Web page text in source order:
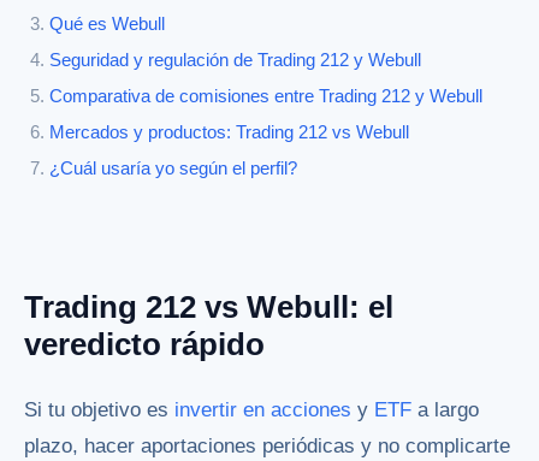
Qué es Webull
Seguridad y regulación de Trading 212 y Webull
Comparativa de comisiones entre Trading 212 y Webull
Mercados y productos: Trading 212 vs Webull
¿Cuál usaría yo según el perfil?
Trading 212 vs Webull: el
veredicto rápido
Si tu objetivo es invertir en acciones y ETF a largo
plazo, hacer aportaciones periódicas y no complicarte